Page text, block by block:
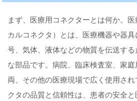
まず、医療用コネクターとは何か。
カルコネクタ）とは、医療機器や器
号、気体、液体などの物質を伝送す
な部品です。病院、臨床検査室、家
両、その他の医療現場で広く使用さ
クタの品質と信頼性は、患者の安全